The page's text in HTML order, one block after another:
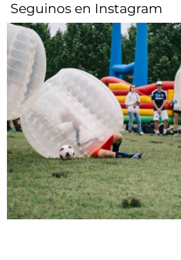
Seguinos en Instagram